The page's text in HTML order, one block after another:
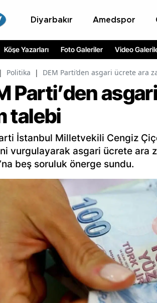
Diyarbakır Amedspor
Köşe Yazarları Foto Galeriler Video
| Politika | DEM Parti’den asgari ücrete ara
Parti’den
talebi
İstanbul Milletvekili Cengiz
vurgulayarak asgari ücrete ara
beş soruluk önerge sundu.